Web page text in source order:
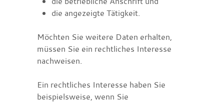
die angezeigte Tätigkeit.
Möchten Sie weitere Daten erhalten,
müssen Sie ein rechtliches Interesse
nachweisen.
Ein rechtliches Interesse haben Sie
beispielsweise, wenn Sie